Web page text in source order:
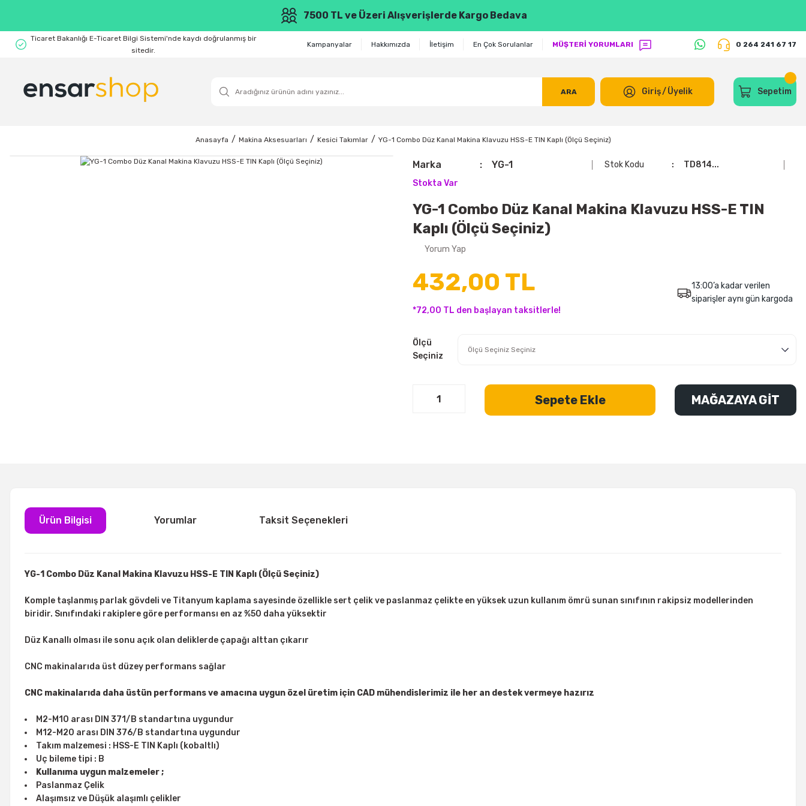
7500 TL ve Üzeri Alışverişlerde Kargo Bedava
Ticaret Bakanlığı E-Ticaret Bilgi Sistemi'nde kaydı doğrulanmış bir
sitedir.
Kampanyalar Hakkımızda İletişim En Çok Sorulanlar MÜŞTERİ YORUMLARI 0 264 241 67 17
ARA Giriş/Üyelik Sepetim
Anasayfa Makina Aksesuarları Kesici Takımlar YG-1 Combo Düz Kanal Makina Klavuzu HSS-E TIN Kaplı (Ölçü Seçiniz)
Marka YG-1 Stok Kodu
TD814...
Stokta Var
YG-1 Combo Düz Kanal Makina Klavuzu HSS-E TIN
Kaplı (Ölçü Seçiniz)
Yorum Yap
432,00 TL
*72,00 TL den başlayan taksitlerle!
13:00’a kadar verilen
siparişler aynı gün kargoda
Ölçü
Seçiniz
Sepete Ekle MAĞAZAYA GİT
Ürün Bilgisi Yorumlar Taksit Seçenekleri
YG-1 Combo Düz Kanal Makina Klavuzu HSS-E TIN Kaplı (Ölçü Seçiniz)
Komple taşlanmış parlak gövdeli ve Titanyum kaplama sayesinde özellikle sert çelik ve paslanmaz çelikte en yüksek uzun kullanım ömrü sunan sınıfının rakipsiz modellerinden
biridir. Sınıfındaki rakiplere göre performansı en az %50 daha yüksektir
Düz Kanallı olması ile sonu açık olan deliklerde çapağı alttan çıkarır
CNC makinalarıda üst düzey performans sağlar
CNC makinalarıda daha üstün performans ve amacına uygun özel üretim için CAD mühendislerimiz ile her an destek vermeye hazırız
M2-M10 arası DIN 371/B standartına uygundur
M12-M20 arası DIN 376/B standartına uygundur
Takım malzemesi : HSS-E TIN Kaplı (kobaltlı)
Uç bileme tipi : B
Kullanıma uygun malzemeler ;
Paslanmaz Çelik
Alaşımsız ve Düşük alaşımlı çelikler